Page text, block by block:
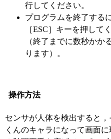
行してください。
プログラムを終了する
［ESC］キーを押して
（終了までに数秒かか
ります）。
操作方法
センサが人体を検出すると，
くんのキャラになって画面に